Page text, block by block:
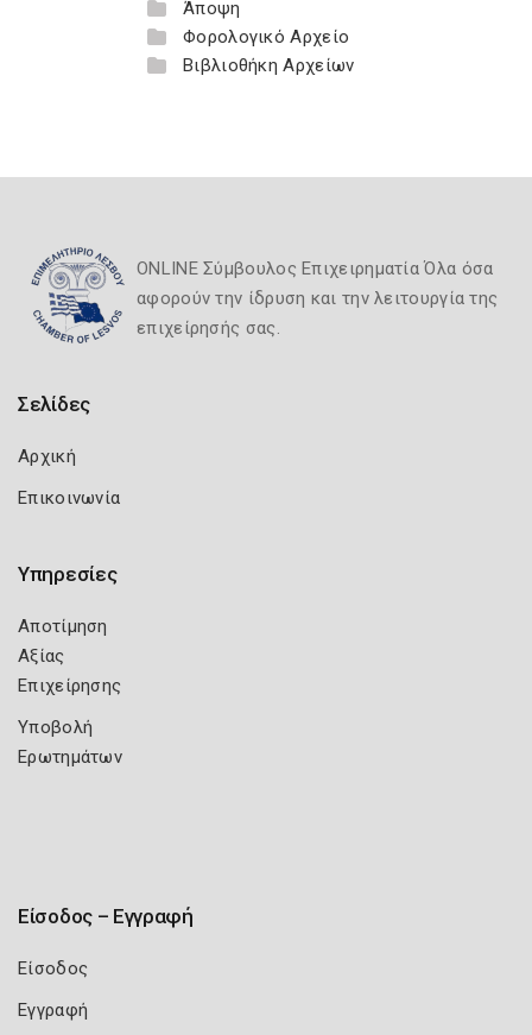
Άποψη
Φορολογικό Αρχείο
Βιβλιοθήκη Αρχείων
ONLINE Σύμβουλος Επιχειρηματία Όλα όσα
αφορούν την ίδρυση και την λειτουργία της
επιχείρησής σας.
Σελίδες
Αρχική
Επικοινωνία
Υπηρεσίες
Αποτίμηση
Αξίας
Επιχείρησης
Υποβολή
Ερωτημάτων
Είσοδος – Εγγραφή
Είσοδος
Εγγραφή